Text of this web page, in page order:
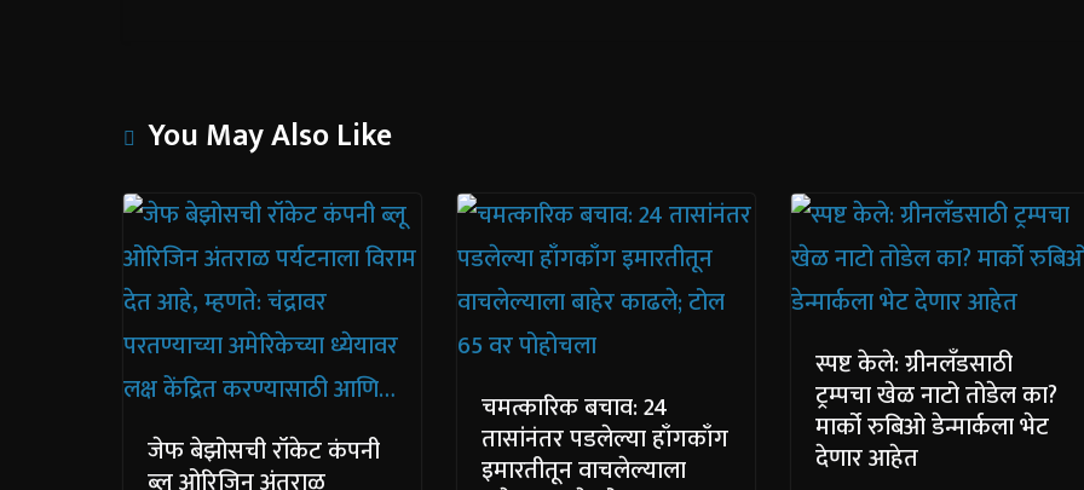
You May Also Like
जेफ बेझोसची रॉकेट कंपनी
चमत्कारिक बचाव: 24
तासांनंतर पडलेल्या हाँगकाँग
इमारतीतून वाचलेल्याला
स्पष्ट केले: ग्रीनलँडसाठी
ट्रम्पचा खेळ नाटो तोडेल का?
मार्को रुबिओ डेन्मार्कला भेट
देणार आहेत